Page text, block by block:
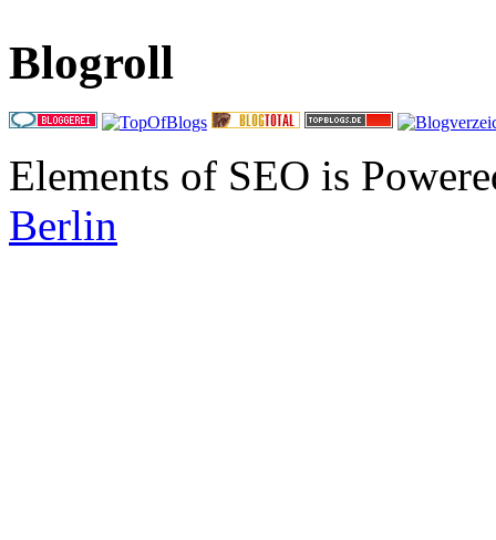
Blogroll
Elements of SEO is
Berlin